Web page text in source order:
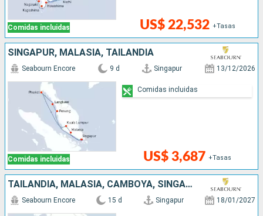
Comidas incluidas US$ 22,532 +Tasas
SINGAPUR, MALASIA, TAILANDIA
Comidas incluidas
Seabourn Encore 9 d Singapur 13/12/2026
US$ 3,687 +Tasas
Comidas incluidas
TAILANDIA, MALASIA, CAMBOYA, SINGAPUR
Seabourn Encore 15 d Singapur 18/01/2027